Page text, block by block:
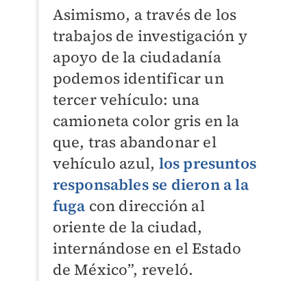
Asimismo, a través de los
trabajos de investigación y
apoyo de la ciudadanía
podemos identificar un
tercer vehículo: una
camioneta color gris en la
que, tras abandonar el
vehículo azul, los presuntos
responsables se dieron a la
fuga con dirección al
oriente de la ciudad,
internándose en el Estado
de México”, reveló.